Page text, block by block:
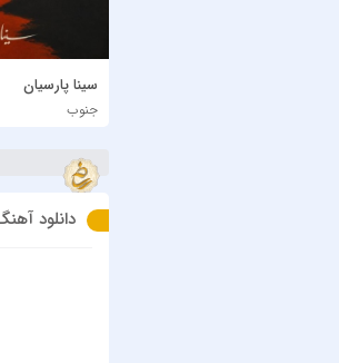
سینا پارسیان
جنوب
دانلود آهنگ